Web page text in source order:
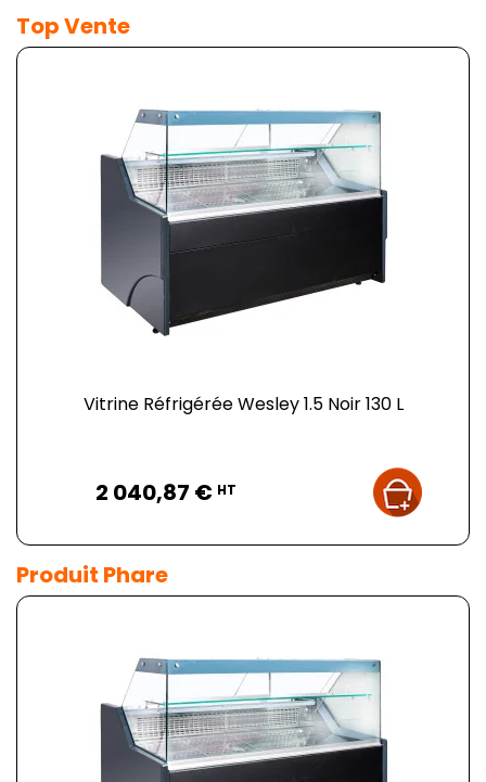
Top Vente
Vitrine Réfrigérée Wesley 1.5 Noir 130 L
2 040,87 € HT
Produit Phare